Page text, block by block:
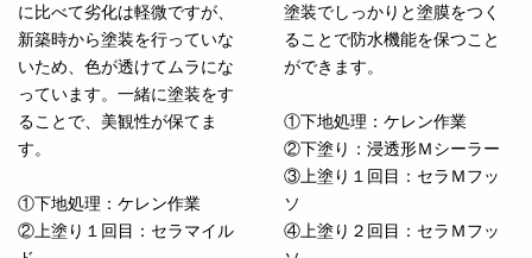
に比べて劣化は軽微ですが、
新築時から塗装を行っていな
いため、色が透けてムラにな
っています。一緒に塗装をす
ることで、美観性が保てま
す。
①下地処理：ケレン作業
②上塗り１回目：セラマイル
塗装でしっかりと塗膜をつく
ることで防水機能を保つこと
ができます。
①下地処理：ケレン作業
②下塗り：浸透形Ｍシーラー
③上塗り１回目：セラＭフッ
ソ
④上塗り２回目：セラＭフッ